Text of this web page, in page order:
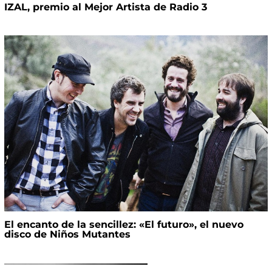
IZAL, premio al Mejor Artista de Radio 3
El encanto de la sencillez: «El futuro», el nuevo
disco de Niños Mutantes